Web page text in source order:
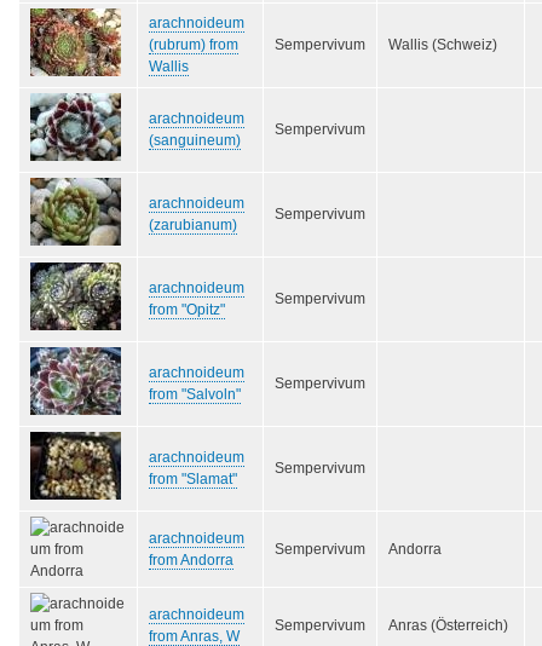
arachnoideum
(rubrum) from
Wallis
Sempervivum Wallis (Schweiz)
arachnoideum
(sanguineum)
Sempervivum
arachnoideum
(zarubianum)
Sempervivum
arachnoideum
from "Opitz"
Sempervivum
arachnoideum
from "Salvoln"
Sempervivum
arachnoideum
from "Slamat"
Sempervivum
arachnoideum
from Andorra
Sempervivum Andorra
arachnoideum
from Anras, W
Sempervivum Anras (Österreich)